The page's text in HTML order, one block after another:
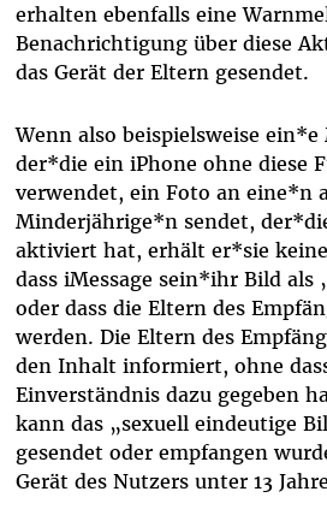
erhalten ebenfalls eine
Benachrichtigung über diese
das Gerät der Eltern gesendet.
Wenn also beispielsweise
der*die ein iPhone ohne diese
verwendet, ein Foto an eine*n
Minderjährige*n sendet,
aktiviert hat, erhält er*sie
dass iMessage sein*ihr Bild
oder dass die Eltern des
werden. Die Eltern des
den Inhalt informiert, ohne
Einverständnis dazu gegeben
kann das „sexuell eindeutige
gesendet oder empfangen
Gerät des Nutzers unter 13